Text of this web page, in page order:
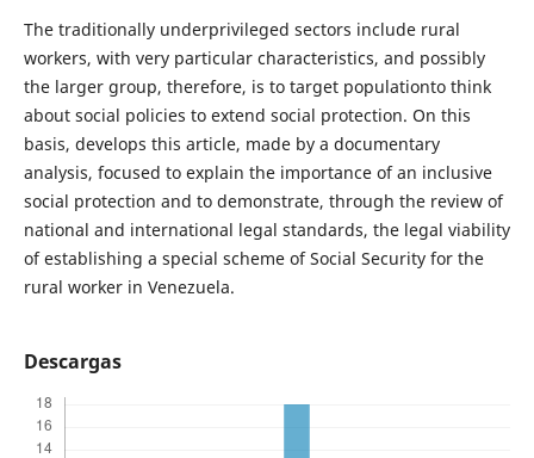
The traditionally underprivileged sectors include rural
workers, with very particular characteristics, and possibly
the larger group, therefore, is to target populationto think
about social policies to extend social protection. On this
basis, develops this article, made by a documentary
analysis, focused to explain the importance of an inclusive
social protection and to demonstrate, through the review of
national and international legal standards, the legal viability
of establishing a special scheme of Social Security for the
rural worker in Venezuela.
Descargas